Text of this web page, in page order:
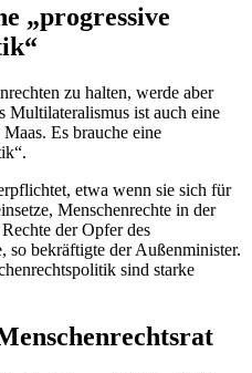
„progressive
zu halten, werde aber
Multilateralismus ist auch eine
Es brauche eine
etwa wenn sie sich für
Menschenrechte in der
der Opfer des
so bekräftigte der Außenminister.
sind starke